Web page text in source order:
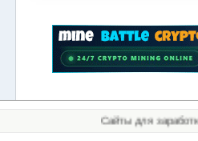
Сайты для заработка